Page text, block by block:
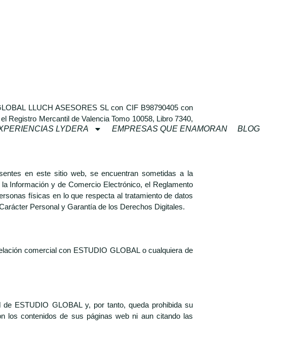
LYDERA EMPRESAS QUE ENAMORAN BLOG
LLUCH ASESORES SL con CIF B98790405 con
Registro Mercantil de Valencia Tomo 10058, Libro 7340,
en este sitio web, se encuentran sometidas a la
Información y de Comercio Electrónico, el Reglamento
físicas en lo que respecta al tratamiento de datos
Personal y Garantía de los Derechos Digitales.
comercial con ESTUDIO GLOBAL o cualquiera de
ESTUDIO GLOBAL y, por tanto, queda prohibida su
los contenidos de sus páginas web ni aun citando las